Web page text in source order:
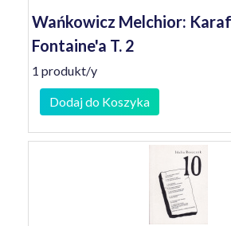
Wańkowicz Melchior:
Fontaine'a T. 2
1 produkt/y
Dodaj do Koszyka